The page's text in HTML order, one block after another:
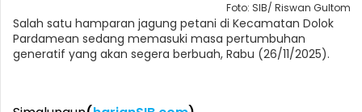
Foto: SIB/ Riswan Gultom
Salah satu hamparan jagung petani di Kecamatan Dolok
Pardamean sedang memasuki masa pertumbuhan
generatif yang akan segera berbuah, Rabu (26/11/2025).